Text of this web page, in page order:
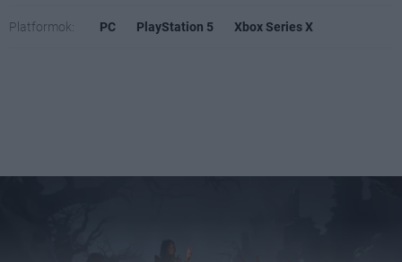
Platformok: PC PlayStation 5 Xbox Series X